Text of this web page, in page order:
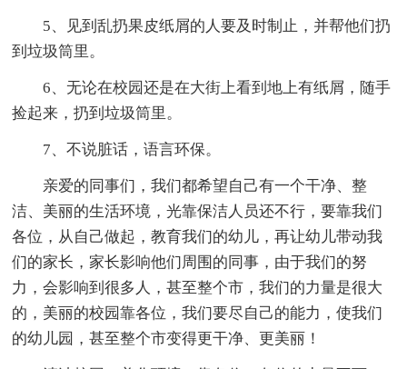
5、见到乱扔果皮纸屑的人要及时制止，并帮他们扔
到垃圾筒里。
6、无论在校园还是在大街上看到地上有纸屑，随手
捡起来，扔到垃圾筒里。
7、不说脏话，语言环保。
亲爱的同事们，我们都希望自己有一个干净、整
洁、美丽的生活环境，光靠保洁人员还不行，要靠我们
各位，从自己做起，教育我们的幼儿，再让幼儿带动我
们的家长，家长影响他们周围的同事，由于我们的努
力，会影响到很多人，甚至整个市，我们的力量是很大
的，美丽的校园靠各位，我们要尽自己的能力，使我们
的幼儿园，甚至整个市变得更干净、更美丽！